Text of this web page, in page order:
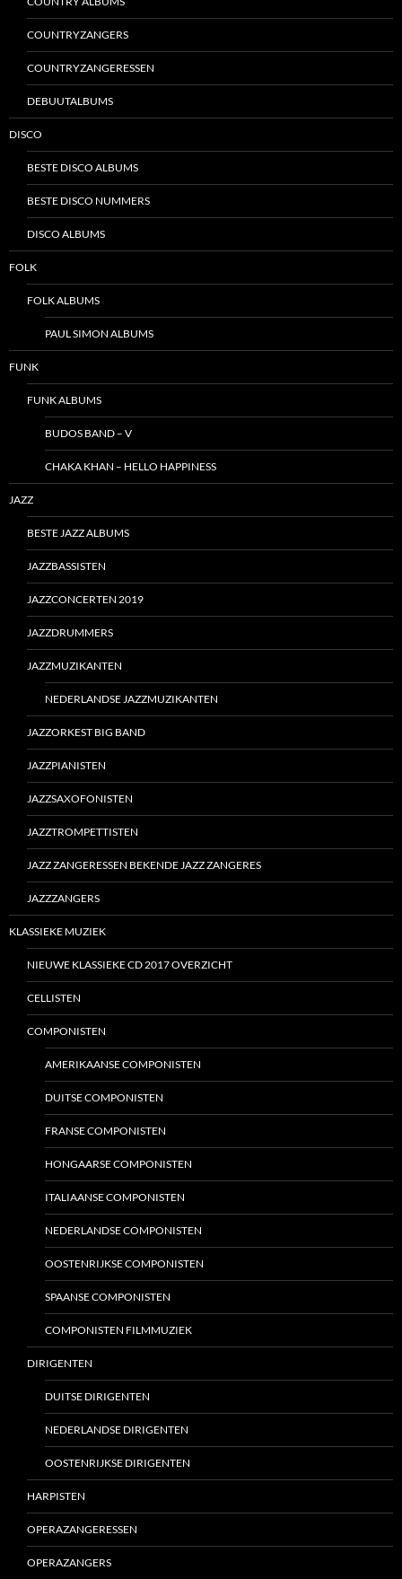
COUNTRYZANGERS
COUNTRYZANGERESSEN
DEBUUTALBUMS
DISCO
BESTE DISCO ALBUMS
BESTE DISCO NUMMERS
DISCO ALBUMS
FOLK
FOLK ALBUMS
PAUL SIMON ALBUMS
FUNK
FUNK ALBUMS
BUDOS BAND – V
CHAKA KHAN – HELLO HAPPINESS
JAZZ
BESTE JAZZ ALBUMS
JAZZBASSISTEN
JAZZCONCERTEN 2019
JAZZDRUMMERS
JAZZMUZIKANTEN
NEDERLANDSE JAZZMUZIKANTEN
JAZZORKEST BIG BAND
JAZZPIANISTEN
JAZZSAXOFONISTEN
JAZZTROMPETTISTEN
JAZZ ZANGERESSEN BEKENDE JAZZ ZANGERES
JAZZZANGERS
KLASSIEKE MUZIEK
NIEUWE KLASSIEKE CD 2017 OVERZICHT
CELLISTEN
COMPONISTEN
AMERIKAANSE COMPONISTEN
DUITSE COMPONISTEN
FRANSE COMPONISTEN
HONGAARSE COMPONISTEN
ITALIAANSE COMPONISTEN
NEDERLANDSE COMPONISTEN
OOSTENRIJKSE COMPONISTEN
SPAANSE COMPONISTEN
COMPONISTEN FILMMUZIEK
DIRIGENTEN
DUITSE DIRIGENTEN
NEDERLANDSE DIRIGENTEN
OOSTENRIJKSE DIRIGENTEN
HARPISTEN
OPERAZANGERESSEN
OPERAZANGERS